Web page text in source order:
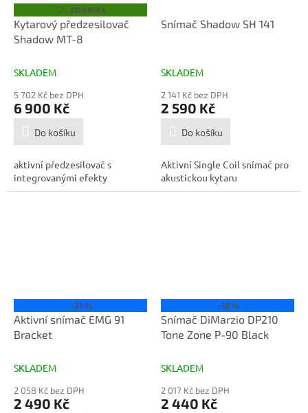
Z
D
A
R
ZDARMA
Kytarový předzesilovač
Shadow MT-8
SKLADEM
5 702 Kč bez DPH
6 900 Kč
Do košíku
aktivní předzesilovač s
integrovanými efekty
Snímač Shadow SH 141
SKLADEM
2 141 Kč bez DPH
2 590 Kč
Do košíku
Aktivní Single Coil snímač pro
akustickou kytaru
–21 %
Aktivní snímač EMG 91
Bracket
SKLADEM
2 058 Kč bez DPH
2 490 Kč
–18 %
Snímač DiMarzio DP210
Tone Zone P-90 Black
SKLADEM
2 017 Kč bez DPH
2 440 Kč